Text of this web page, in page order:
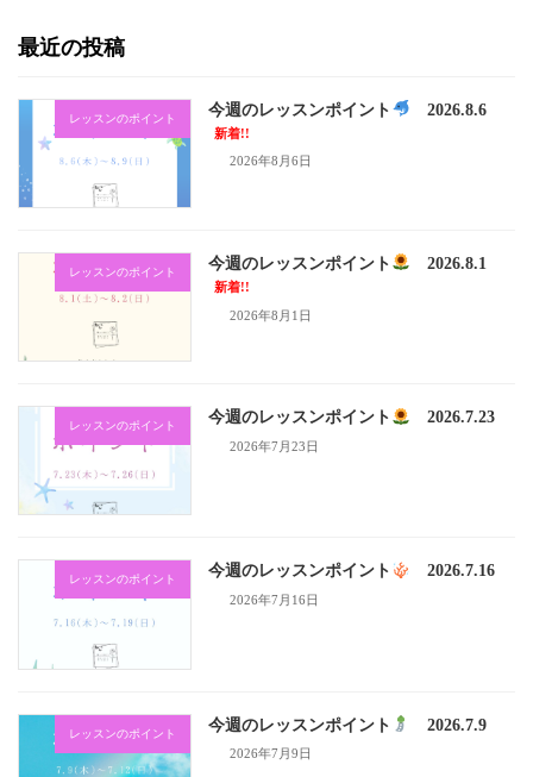
最近の投稿
レッスンのポイント 今週のレッスンポイント 2026.8.6
新着!!
2026年8月6日
レッスンのポイント 今週のレッスンポイント 2026.8.1
新着!!
2026年8月1日
レッスンのポイント 今週のレッスンポイント 2026.7.23
2026年7月23日
レッスンのポイント 今週のレッスンポイント 2026.7.16
2026年7月16日
レッスンのポイント 今週のレッスンポイント 2026.7.9
2026年7月9日